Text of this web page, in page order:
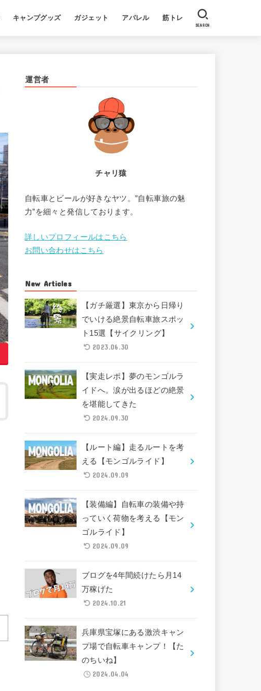
キャンプグッズ ガジェット アパレル 筋トレ
SEARCH
運営者
チャリ猿
自転車とビールが好きなヤツ。”自転車旅の魅
力”を細々と発信しております。
詳しいプロフィールはこちら
お問い合わせはこちら
New Articles
【ガチ厳選】東京から日帰り
でいける絶景自転車旅スポッ
ト15選【サイクリング】
2023.06.30
【実走レポ】夢のモンゴルラ
イドへ。涙が出るほどの絶景
を堪能してきた
2024.09.30
【ルート編】走るルートを考
える【モンゴルライド】
2024.09.09
【装備編】自転車の装備や持
っていく荷物を考える【モン
ゴルライド】
2024.09.09
ブログを4年間続けたら月14
万稼げた
2024.10.21
兵庫県宝塚にある激渋キャン
プ場で自転車キャンプ！【た
のちいね】
2024.04.04